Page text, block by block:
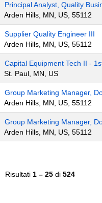
Principal Analyst, Quality
Arden Hills, MN, US, 55112
Supplier Quality Engineer III
Arden Hills, MN, US, 55112
Capital Equipment Tech II -
St. Paul, MN, US
Group Marketing Manager,
Arden Hills, MN, US, 55112
Group Marketing Manager,
Arden Hills, MN, US, 55112
Risultati 1 – 25 di 524